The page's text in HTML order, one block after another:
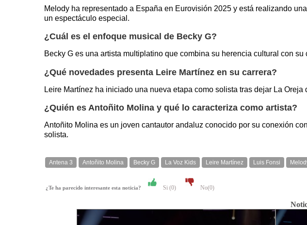
Melody ha representado a España en Eurovisión 2025 y está realizando
un espectáculo especial.
¿Cuál es el enfoque musical de Becky G?
Becky G es una artista multiplatino que combina su herencia cultural con
¿Qué novedades presenta Leire Martínez en su carrera?
Leire Martínez ha iniciado una nueva etapa como solista tras dejar La
¿Quién es Antoñito Molina y qué lo caracteriza como artista?
Antoñito Molina es un joven cantautor andaluz conocido por su conexión
solista.
Antena 3 Antoñito Molina Becky G La Voz Kids Leire Martínez Luis Fonsi
¿Te ha parecido interesante esta noticia? Si (0) No(0)